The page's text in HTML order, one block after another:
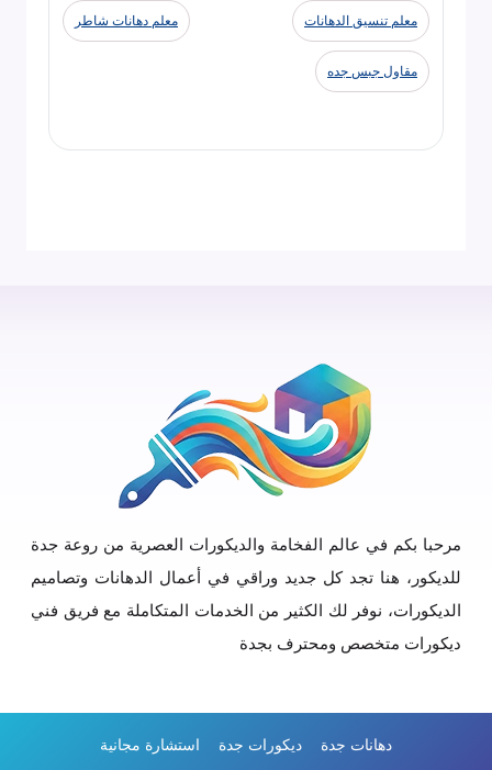
معلم تنسيق الدهانات معلم دهانات شاطر
مقاول جبس جده
مرحبا بكم في عالم الفخامة والديكورات العصرية من روعة جدة
للديكور، هنا تجد كل جديد وراقي في أعمال الدهانات وتصاميم
الديكورات، نوفر لك الكثير من الخدمات المتكاملة مع فريق فني
ديكورات متخصص ومحترف بجدة
دهانات جدة ديكورات جدة استشارة مجانية